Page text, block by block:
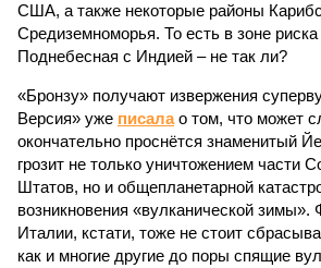
США, а также некоторые районы
Средиземноморья. То есть в зоне
Поднебесная с Индией – не так ли?
«Бронзу» получают извержения
Версия» уже писалао том, что может
окончательно проснётся знаменитый
грозит не только уничтожением части
Штатов, но и общепланетарной
возникновения «вулканической зимы».
Италии, кстати, тоже не стоит
как и многие другие до поры спящие